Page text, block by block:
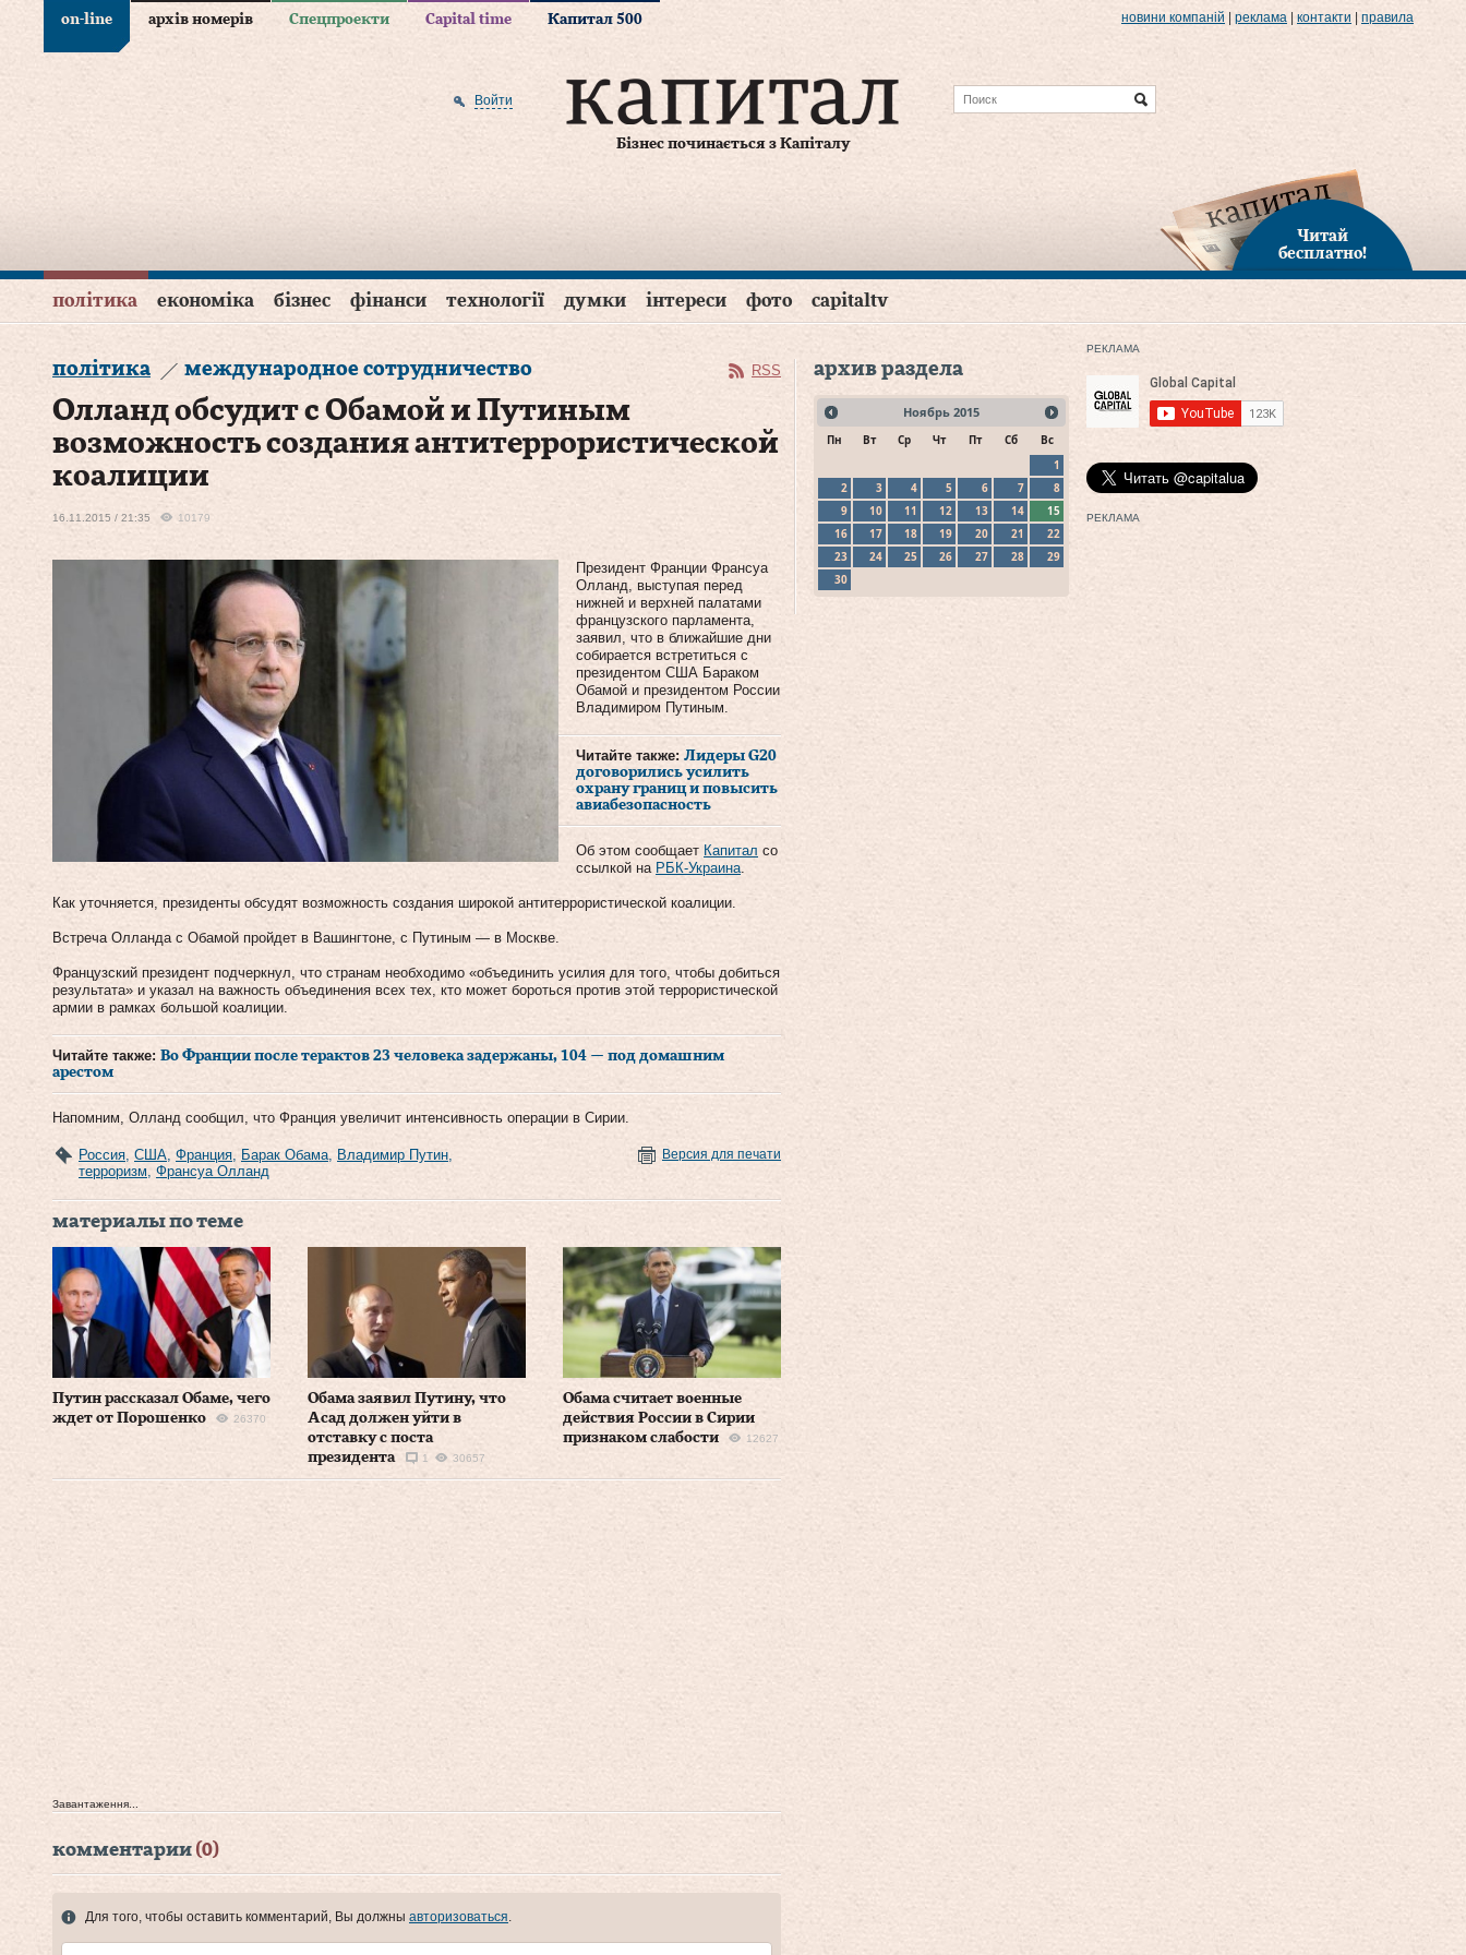
on-line архів номерів Спецпроекти Capital time Капитал 500 новини компаній реклама контакти правила
Бізнес починається з Капіталу
Войти
Читай
бесплатно!
політика економіка бізнес фінанси технології думки інтереси фото capitaltv
політика международное сотрудничество RSS
Олланд обсудит с Обамой и Путиным
возможность создания антитеррористической
коалиции
16.11.2015 / 21:35 10179
Президент Франции Франсуа
Олланд, выступая перед
нижней и верхней палатами
французского парламента,
заявил, что в ближайшие дни
собирается встретиться с
президентом США Бараком
Обамой и президентом России
Владимиром Путиным.
Читайте также: Лидеры G20
договорились усилить
охрану границ и повысить
авиабезопасность
Об этом сообщает Капитал со
ссылкой на РБК-Украина.
Как уточняется, президенты обсудят возможность создания широкой антитеррористической коалиции.
Встреча Олланда с Обамой пройдет в Вашингтоне, с Путиным — в Москве.
Французский президент подчеркнул, что странам необходимо «объединить усилия для того, чтобы добиться
результата» и указал на важность объединения всех тех, кто может бороться против этой террористической
армии в рамках большой коалиции.
Читайте также: Во Франции после терактов 23 человека задержаны, 104 — под домашним
арестом
Напомним, Олланд сообщил, что Франция увеличит интенсивность операции в Сирии.
Россия, США, Франция, Барак Обама, Владимир Путин,
терроризм, Франсуа Олланд
Версия для печати
материалы по теме
Путин рассказал Обаме, чего
ждет от Порошенко
26370
Обама заявил Путину, что
Асад должен уйти в
отставку с поста
президента
1 30657
Обама считает военные
действия России в Сирии
признаком слабости
12627
Завантаження...
комментарии (0)
Для того, чтобы оставить комментарий, Вы должны авторизоваться.
архив раздела
Ноябрь 2015
Пн Вт Ср Чт Пт Сб
Вс
1
2
3 4 5 6 7
8
9
10 11 12 13 14
15
16
17 18 19 20 21
22
23
24 25 26 27 28
29
30
РЕКЛАМА
РЕКЛАМА